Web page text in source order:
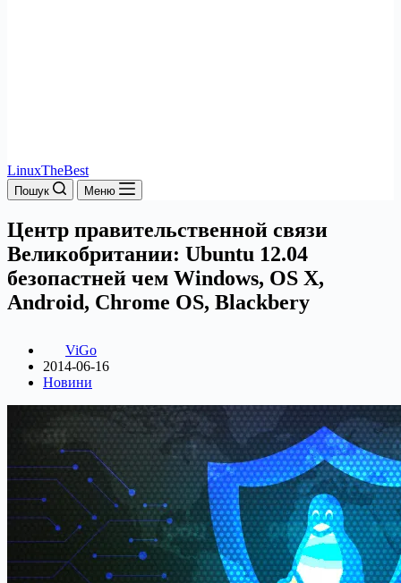
LinuxTheBest
Пошук Меню
Центр правительственной связи
Великобритании: Ubuntu 12.04
безопастней чем Windows, OS X,
Android, Chrome OS, Blackbery
ViGo
2014-06-16
Новини